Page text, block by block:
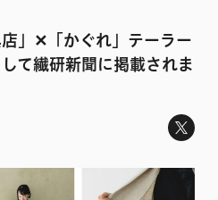
店」✕「かぐれ」テーラー
て繊研新聞に掲載されま